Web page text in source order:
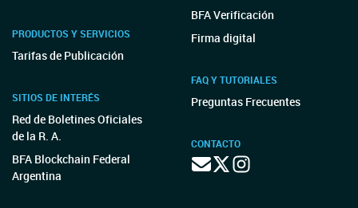
PRODUCTOS Y SERVICIOS
Tarifas de Publicación
SITIOS DE INTERÉS
Red de Boletines Oficiales
de la R. A.
BFA Blockchain Federal
Argentina
BFA Verificación
Firma digital
FAQ Y TUTORIALES
Preguntas Frecuentes
CONTACTO